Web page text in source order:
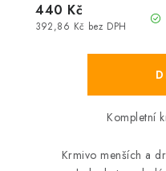
392,86 Kč bez DPH
440 Kč
Kompletní
Krmivo menších a